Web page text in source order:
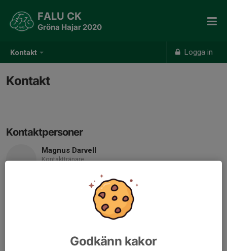
Kontakt Logga in
FALU CK
Gröna Hajar 2020
Kontakt
Kontaktpersoner
Magnus Darvell
Kontakttränare
Mobil visas bara för inloggade
E-post visas bara för inloggade
Godkänn kakor